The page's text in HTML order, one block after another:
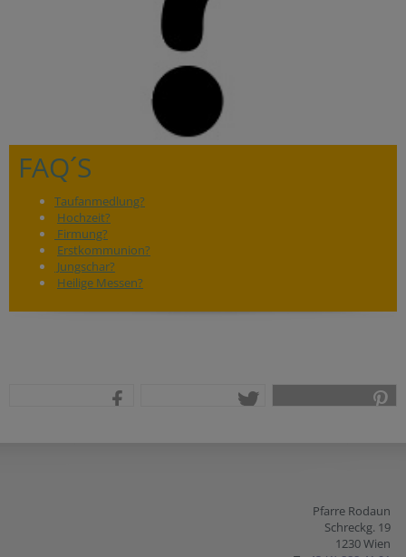
FAQ´S
Taufanmedlung?
Hochzeit?
Firmung?
Erstkommunion?
Jungschar?
Heilige Messen?
Pfarre Rodaun
Schreckg. 19
1230 Wien